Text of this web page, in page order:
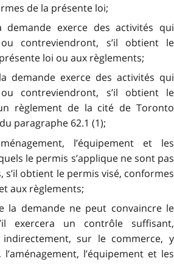
de la présente loi;
demande exerce des activités qui
contreviendront, s’il obtient le
loi ou aux règlements;
demande exerce des activités qui
contreviendront, s’il obtient le
règlement de la cité de Toronto
paragraphe 62.1 (1);
l’équipement et les
le permis s’applique ne sont pas
s’il obtient le permis visé, conformes
aux règlements;
la demande ne peut convaincre le
exercera un contrôle suffisant,
sur le commerce, y
l’équipement et les